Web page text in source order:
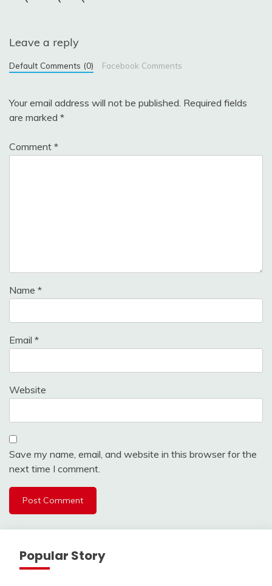
Leave a reply
Default Comments (0) Facebook Comments
Your email address will not be published. Required fields
are marked *
Comment *
Name *
Email *
Website
Save my name, email, and website in this browser for the
next time I comment.
Popular Story